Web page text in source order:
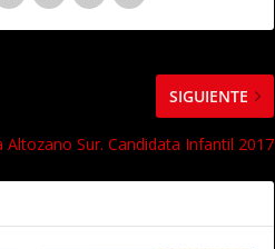
SIGUIENTE
Altozano Sur. Candidata Infantil 2017